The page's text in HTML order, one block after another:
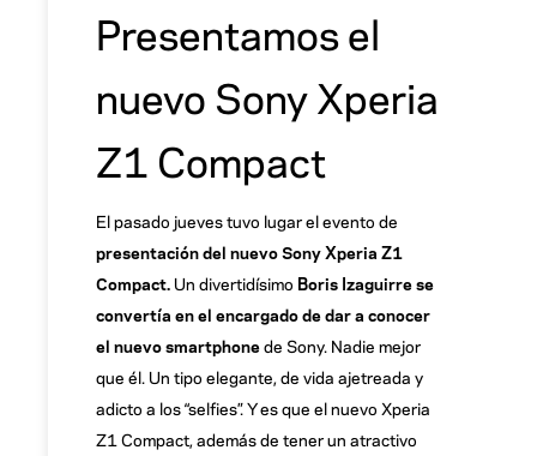
Presentamos el
nuevo Sony Xperia
Z1 Compact
El pasado jueves tuvo lugar el evento de
presentación del nuevo Sony Xperia Z1
Compact. Un divertidísimo Boris Izaguirre se
convertía en el encargado de dar a conocer
el nuevo smartphonede Sony. Nadie mejor
que él. Un tipo elegante, de vida ajetreada y
adicto a los “selfies”. Y es que el nuevo Xperia
Z1 Compact, además de tener un atractivo